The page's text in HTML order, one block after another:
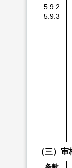
5.9.2
5.9.3
（三）